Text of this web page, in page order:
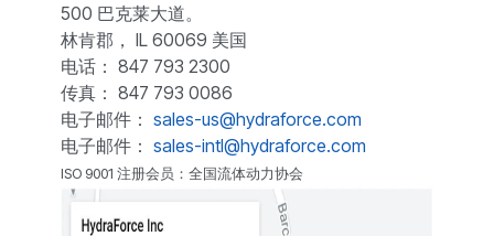
500 巴克莱大道。
林肯郡， IL 60069 美国
电话： 847 793 2300
传真： 847 793 0086
电子邮件： sales-us@hydraforce.com
电子邮件： sales-intl@hydraforce.com
ISO 9001 注册会员：全国流体动力协会